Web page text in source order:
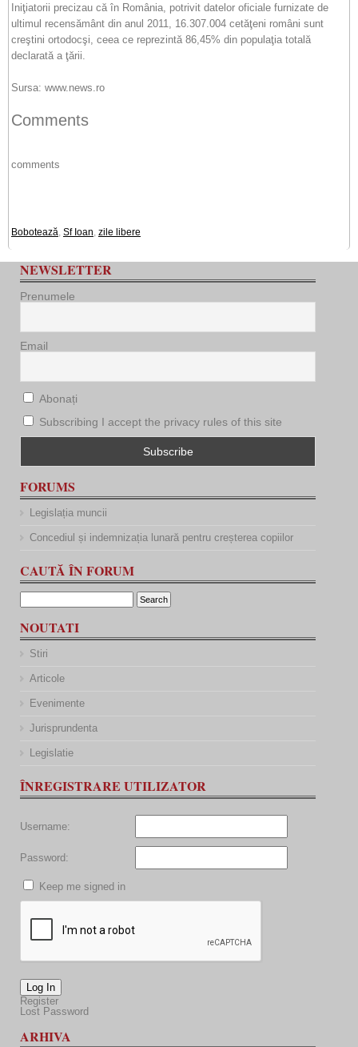
Iniţiatorii precizau că în România, potrivit datelor oficiale furnizate de
ultimul recensământ din anul 2011, 16.307.004 cetăţeni români sunt
creştini ortodocşi, ceea ce reprezintă 86,45% din populaţia totală
declarată a ţării.
Sursa: www.news.ro
Comments
comments
Bobotează, Sf Ioan, zile libere
NEWSLETTER
Prenumele
Email
Abonați
Subscribing I accept the privacy rules of this site
FORUMS
Legislația muncii
Concediul și indemnizația lunară pentru creșterea copiilor
CAUTĂ ÎN FORUM
NOUTATI
Stiri
Articole
Evenimente
Jurisprundenta
Legislatie
ÎNREGISTRARE UTILIZATOR
Username:
Password:
Keep me signed in
Log In
Register
Lost Password
ARHIVA